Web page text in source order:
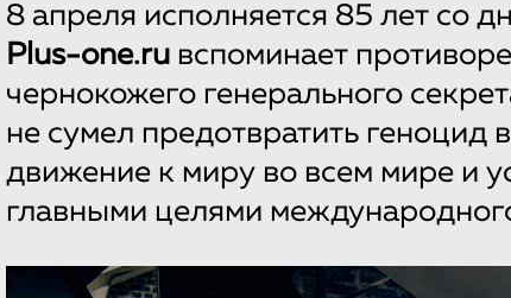
8 апреля исполняется 85 лет со
Plus-one.ruвспоминает
чернокожего генерального
не сумел предотвратить геноцид
движение к миру во всем мире и
главными целями